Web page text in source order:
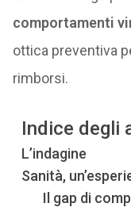
comportamenti
ottica preventiva
rimborsi.
Indice degli
L’indagine
Sanità,
Il gap di